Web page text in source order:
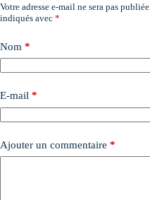
Votre adresse e-mail ne sera pas publiée.
indiqués avec *
Nom *
E-mail *
Ajouter un commentaire *